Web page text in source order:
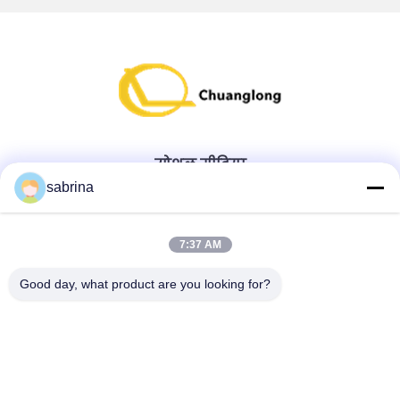
सोशल मीडिया
त्वरित संपर्क करें
टेलीफोन
sabrina
7:37 AM
Good day, what product are you looking for?